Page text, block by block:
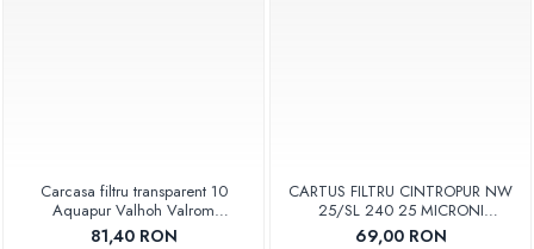
Carcasa filtru transparent 10
Aquapur Valhoh Valrom
AQUA00110001032
81,40 RON
CARTUS FILTRU CINTROPUR NW
25/SL 240 25 MICRONI
MANSOANE FILTRARE SET 5BUC
69,00 RON